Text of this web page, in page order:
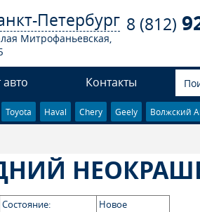
Петербург
Митрофаньевская,
8 (812)
авто Контакты
Toyota Haval Chery Geely Волжский
Состояние:
Новое